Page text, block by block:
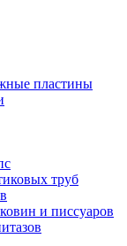
пластины
труб
и писсуаров